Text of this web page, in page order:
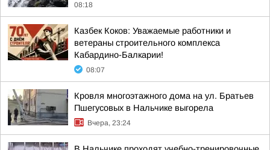
08:18
Казбек Коков: Уважаемые работники и
ветераны строительного комплекса
Кабардино-Балкарии!
08:07
Кровля многоэтажного дома на ул. Братьев
Пшегусовых в Нальчике выгорела
Вчера, 23:24